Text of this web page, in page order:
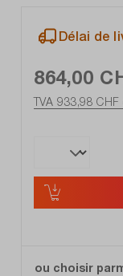
Délai de
864,00
TVA 933,98
ou choisir